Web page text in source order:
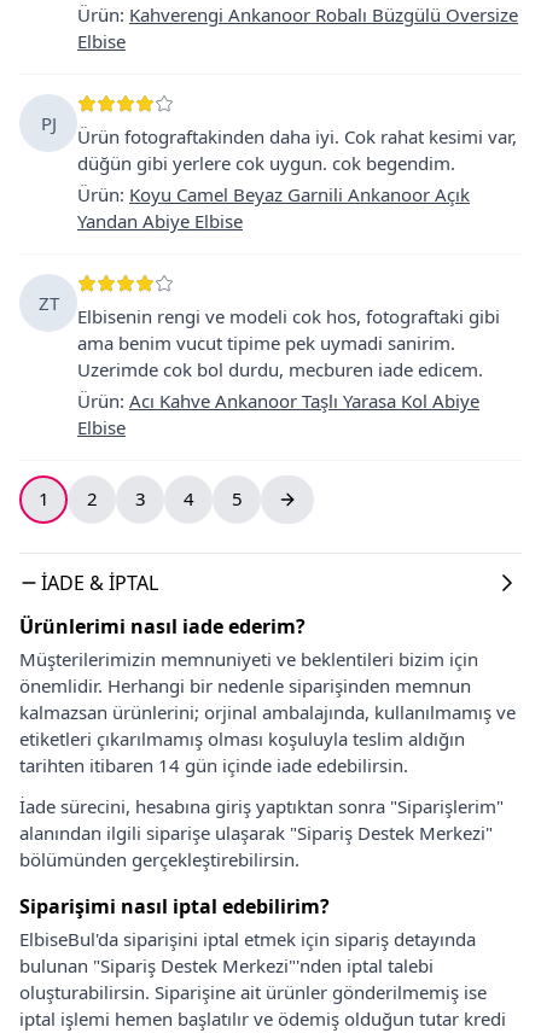
Ürün: Kahverengi Ankanoor Robalı Büzgülü Oversize
Elbise
PJ
Ürün fotograftakinden daha iyi. Cok rahat kesimi var,
düğün gibi yerlere cok uygun. cok begendim.
Ürün: Koyu Camel Beyaz Garnili Ankanoor Açık
Yandan Abiye Elbise
ZT
Elbisenin rengi ve modeli cok hos, fotograftaki gibi
ama benim vucut tipime pek uymadi sanirim.
Uzerimde cok bol durdu, mecburen iade edicem.
Ürün: Acı Kahve Ankanoor Taşlı Yarasa Kol Abiye
Elbise
1 2 3 4 5
İADE & İPTAL
Ürünlerimi nasıl iade ederim?
Müşterilerimizin memnuniyeti ve beklentileri bizim için
önemlidir. Herhangi bir nedenle siparişinden memnun
kalmazsan ürünlerini; orjinal ambalajında, kullanılmamış ve
etiketleri çıkarılmamış olması koşuluyla teslim aldığın
tarihten itibaren 14 gün içinde iade edebilirsin.
İade sürecini, hesabına giriş yaptıktan sonra "Siparişlerim"
alanından ilgili siparişe ulaşarak "Sipariş Destek Merkezi"
bölümünden gerçekleştirebilirsin.
Siparişimi nasıl iptal edebilirim?
ElbiseBul'da siparişini iptal etmek için sipariş detayında
bulunan "Sipariş Destek Merkezi"'nden iptal talebi
oluşturabilirsin. Siparişine ait ürünler gönderilmemiş ise
iptal işlemi hemen başlatılır ve ödemiş olduğun tutar kredi